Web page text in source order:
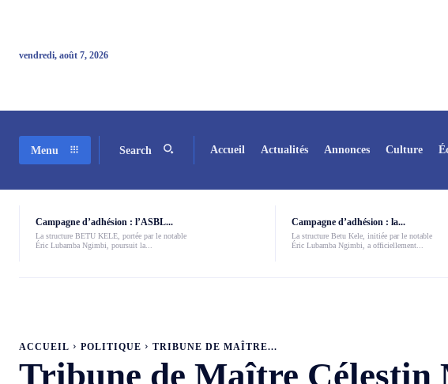
vendredi, août 7, 2026
Menu Search Accueil Actualités Annonces Culture
Campagne d’adhésion : l’ASBL...
La structure BETU KELE, portée par le notable
Éric Lubamba Ngimbi, poursuit la...
Campagne d’adhésion : la...
La structure Betu Kele, initiée par le notable
Éric Lubamba Ngimbi, a officiellement...
ACCUEIL POLITIQUE TRIBUNE DE MAÎTRE...
Tribune de Maître Célestin